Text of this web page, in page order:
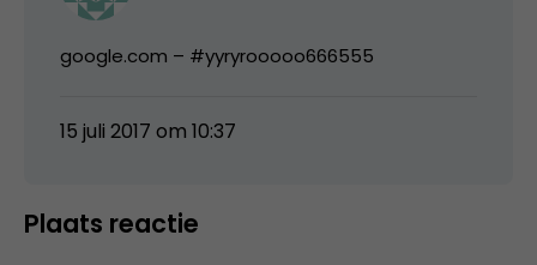
google.com – #yyryrooooo666555
15 juli 2017 om 10:37
Plaats reactie